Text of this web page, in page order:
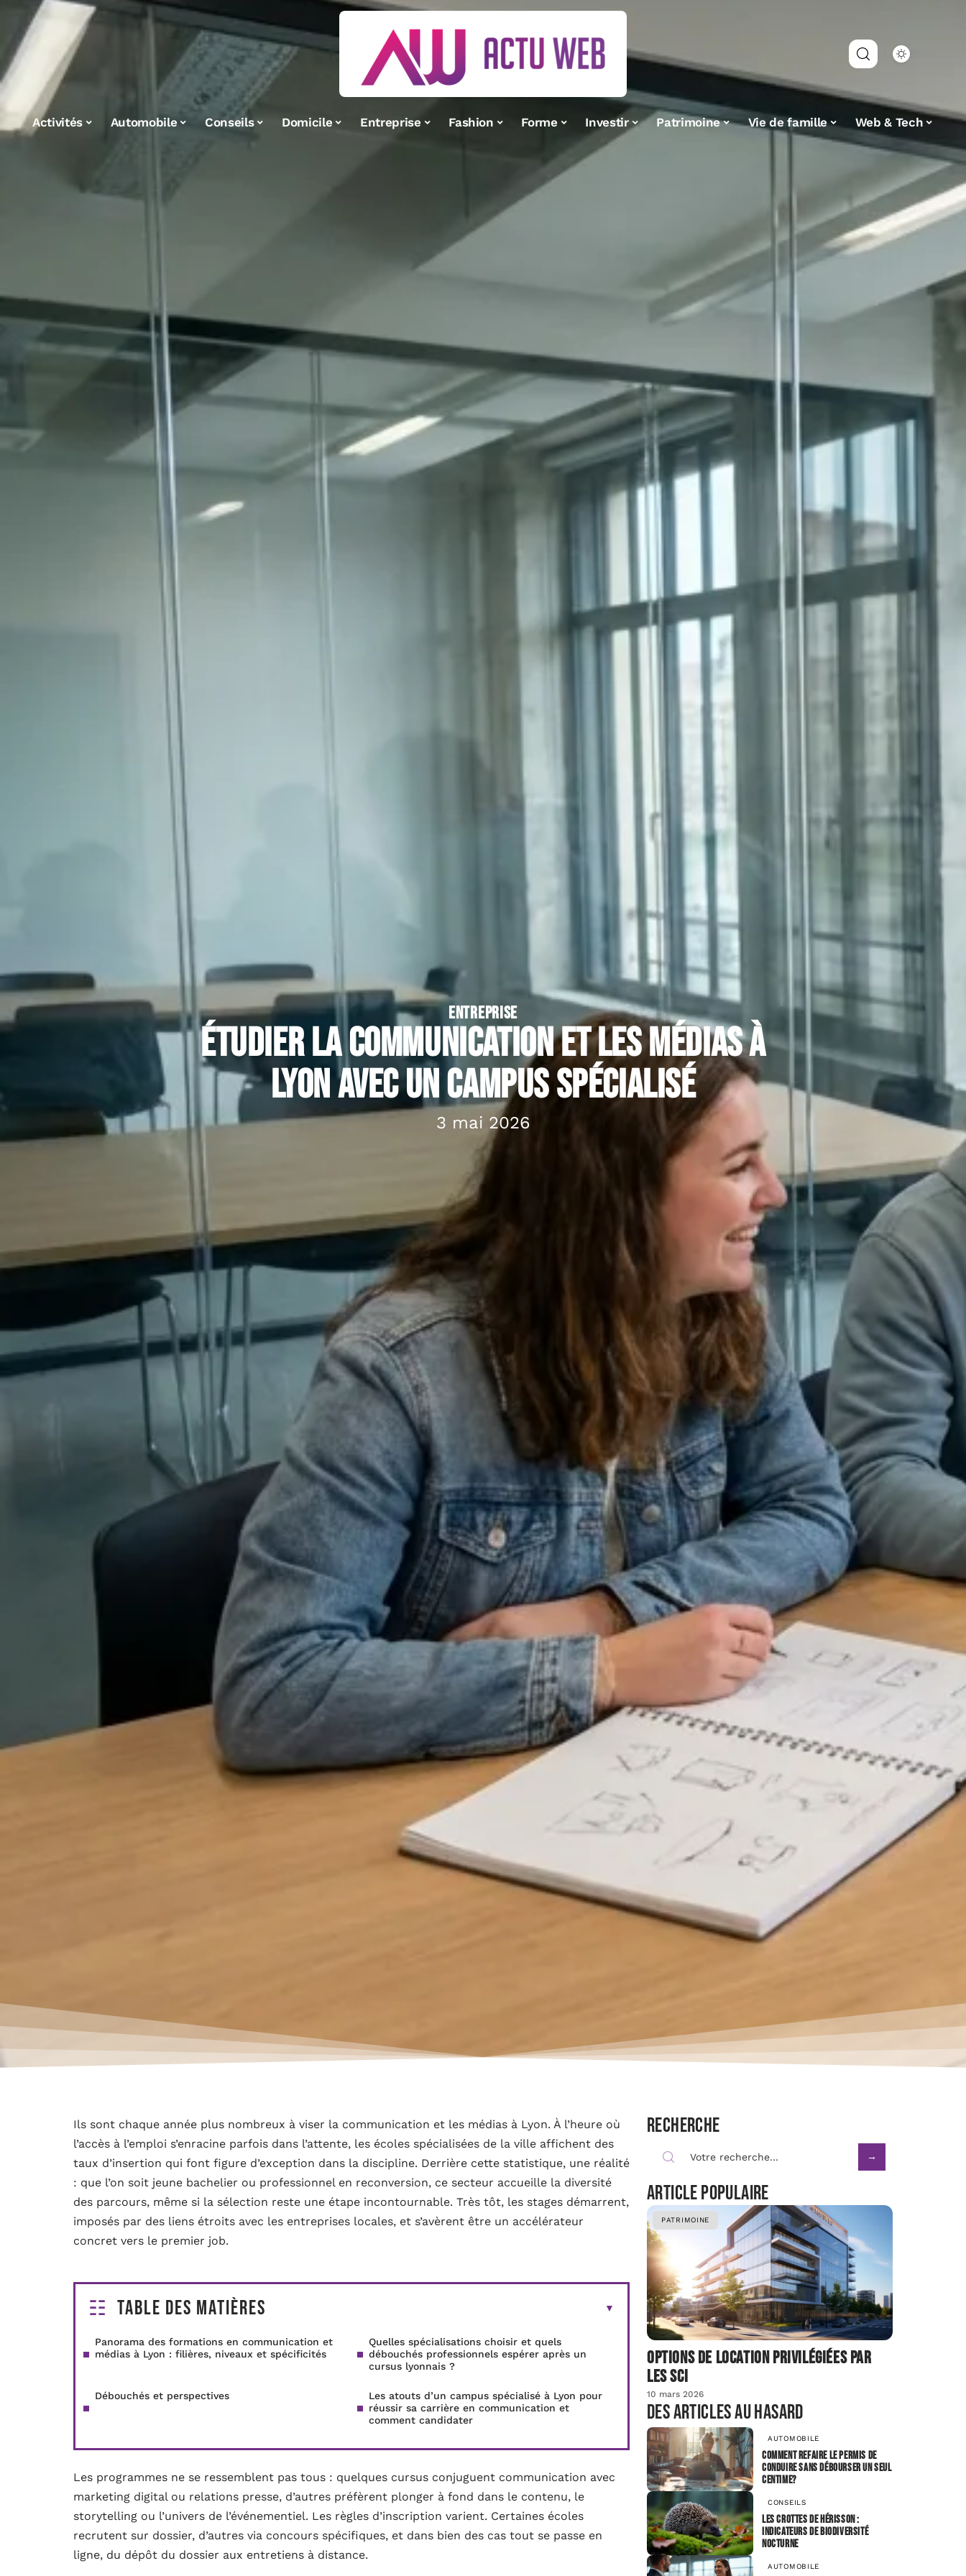
Activités Automobile Conseils Domicile Entreprise Fashion Forme Investir Patrimoine Vie de famille Web & Tech
ENTREPRISE
Étudier la communication et les médias à
Lyon avec un campus spécialisé
3 mai 2026
Ils sont chaque année plus nombreux à viser la communication et les médias à Lyon. À l’heure où
l’accès à l’emploi s’enracine parfois dans l’attente, les écoles spécialisées de la ville affichent des
taux d’insertion qui font figure d’exception dans la discipline. Derrière cette statistique, une réalité
: que l’on soit jeune bachelier ou professionnel en reconversion, ce secteur accueille la diversité
des parcours, même si la sélection reste une étape incontournable. Très tôt, les stages démarrent,
imposés par des liens étroits avec les entreprises locales, et s’avèrent être un accélérateur
concret vers le premier job.
Table des matières
Panorama des formations en communication et
médias à Lyon : filières, niveaux et spécificités
Quelles spécialisations choisir et quels
débouchés professionnels espérer après un
cursus lyonnais ?
Débouchés et perspectives
Les atouts d’un campus spécialisé à Lyon pour
réussir sa carrière en communication et
comment candidater
Les programmes ne se ressemblent pas tous : quelques cursus conjuguent communication avec
marketing digital ou relations presse, d’autres préfèrent plonger à fond dans le contenu, le
storytelling ou l’univers de l’événementiel. Les règles d’inscription varient. Certaines écoles
recrutent sur dossier, d’autres via concours spécifiques, et dans bien des cas tout se passe en
ligne, du dépôt du dossier aux entretiens à distance.
Recherche
Article populaire
PATRIMOINE
Options de location privilégiées par
les SCI
10 mars 2026
Des articles au hasard
AUTOMOBILE
Comment refaire le permis de
conduire sans débourser un seul
centime?
CONSEILS
Les crottes de hérisson :
indicateurs de biodiversité
nocturne
AUTOMOBILE